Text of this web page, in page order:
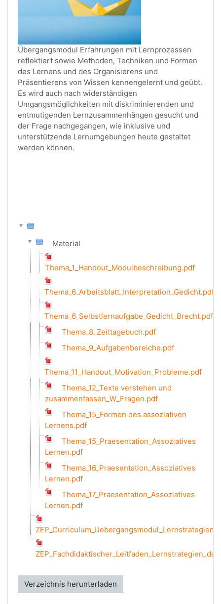
Übergangsmodul Erfahrungen mit Lernprozessen
reflektiert sowie Methoden, Techniken und Formen
des Lernens und des Organisierens und
Präsentierens von Wissen kennengelernt und geübt.
Es wird auch nach widerständigen
Umgangsmöglichkeiten mit diskriminierenden und
entmutigenden Lernzusammenhängen gesucht und
der Frage nachgegangen, wie inklusive und
unterstützende Lernumgebungen heute gestaltet
werden können.
Material
Thema_1_Handout_Modulbeschreibung.pdf
Thema_6_Arbeitsblatt_Interpretation_Gedicht.pdf
Thema_6_Selbstlernaufgabe_Gedicht_Brecht.pdf
Thema_8_Zeittagebuch.pdf
Thema_9_Aufgabenbereiche.pdf
Thema_11_Handout_Motivation_Probleme.pdf
Thema_12_Texte verstehen und
zusammenfassen_W_Fragen.pdf
Thema_15_Formen des assoziativen
Lernens.pdf
Thema_15_Praesentation_Assoziatives
Lernen.pdf
Thema_16_Praesentation_Assoziatives
Lernen.pdf
Thema_17_Praesentation_Assoziatives
Lernen.pdf
Verzeichnis herunterladen